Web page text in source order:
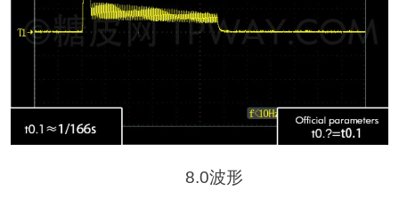
8.0波形